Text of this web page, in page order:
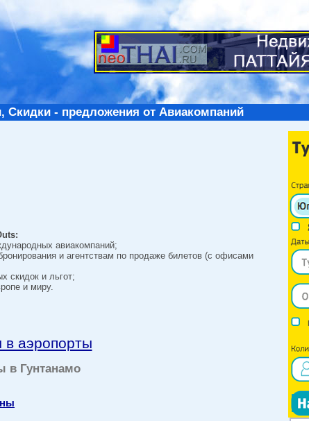
- предложения от Авиакомпаний
авиакомпаний;
и агентствам по продаже билетов (с офисами
скидок и льгот;
и миру.
аэропорты
в Гунтанамо